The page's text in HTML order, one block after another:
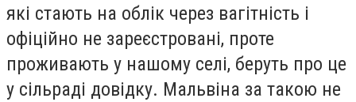
які стають на облік через вагітність і
офіційно не зареєстровані, проте
проживають у нашому селі, беруть про це
у сільраді довідку. Мальвіна за такою не